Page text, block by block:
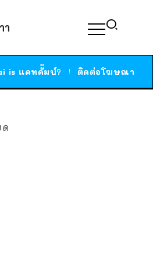
า
is แคทดั๊มบ์? ติดต่อโฆษณา